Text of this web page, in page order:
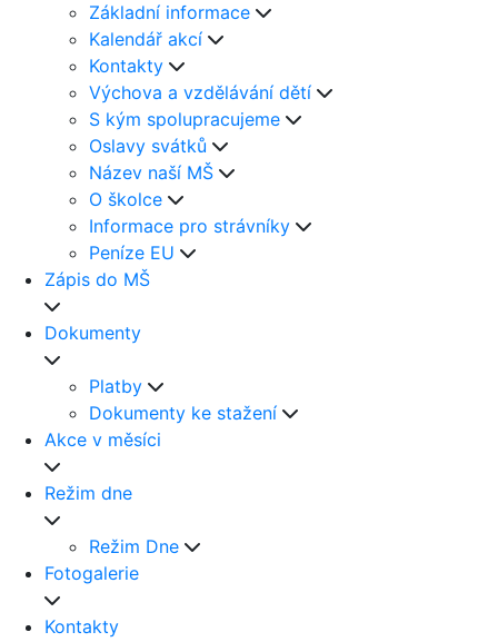
Základní informace
Kalendář akcí
Kontakty
Výchova a vzdělávání dětí
S kým spolupracujeme
Oslavy svátků
Název naší MŠ
O školce
Informace pro strávníky
Peníze EU
Zápis do MŠ
Dokumenty
Platby
Dokumenty ke stažení
Akce v měsíci
Režim dne
Režim Dne
Fotogalerie
Kontakty